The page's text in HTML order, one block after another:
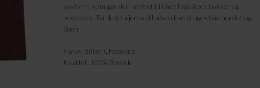
pasform, som gør den perfekt til både højtaljede bukser og
nederdele. Bindedetaljen ved halsen kan bruges båd bundet og
åben
Farve: Bitter Chocolate
Kvalitet: 100% Bomuld